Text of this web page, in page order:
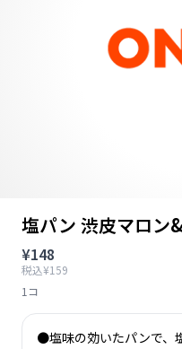
塩パン 渋皮マロン
¥148
税込¥159
1コ
●塩味の効いたパンで、